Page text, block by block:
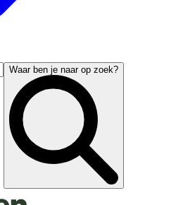
Waar ben je naar op zoek?